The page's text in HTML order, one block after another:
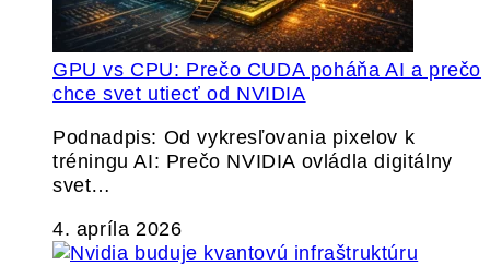
GPU vs CPU: Prečo CUDA poháňa AI a prečo
chce svet utiecť od NVIDIA
Podnadpis: Od vykresľovania pixelov k
tréningu AI: Prečo NVIDIA ovládla digitálny
svet…
4. apríla 2026